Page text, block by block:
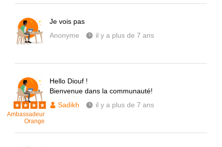
Je vois pas
Anonyme
il y a plus de 7 ans
Ambassadeur
Orange
Hello Diouf !
Bienvenue dans la communauté!
Sadikh
il y a plus de 7 ans